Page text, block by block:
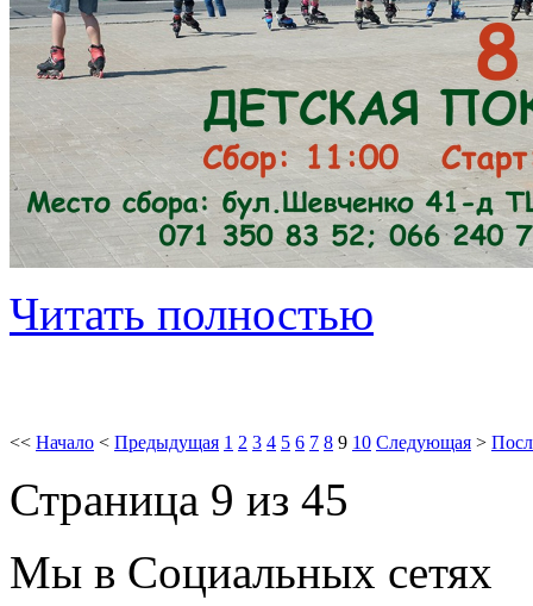
Читать полностью
<< Начало < Предыдущая 1 2 3 4 5 6 7 8 9 10 Следующая >
Страница 9 из 45
Мы в Социальных сетях